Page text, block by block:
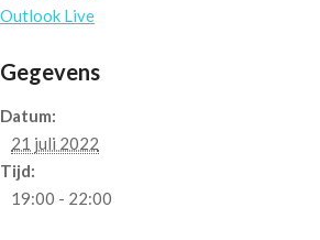
Outlook Live
Gegevens
Datum:
21 juli 2022
Tijd:
19:00 - 22:00